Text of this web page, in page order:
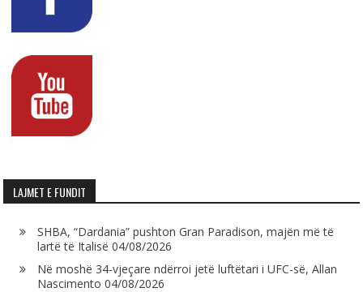
LAJMET E FUNDIT
SHBA, “Dardania” pushton Gran Paradison, majën më të
lartë të Italisë 04/08/2026
Në moshë 34-vjeçare ndërroi jetë luftëtari i UFC-së, Allan
Nascimento 04/08/2026